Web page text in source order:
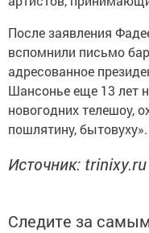
После заявления
вспомнили письмо
адресованное
Шансонье еще 13 лет
новогодних телешоу,
пошлятину, бытовуху».
Источник: trinixy.ru
Следите за